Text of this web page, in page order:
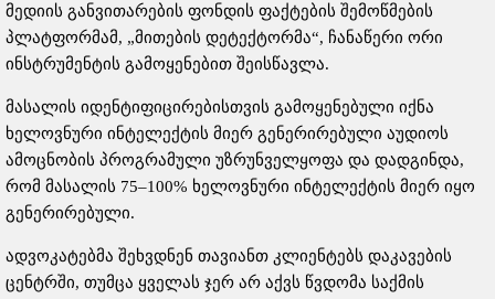
მედიის განვითარების ფონდის ფაქტების შემოწმების
პლატფორმამ, „მითების დეტექტორმა“, ჩანაწერი ორი
ინსტრუმენტის გამოყენებით შეისწავლა.
მასალის იდენტიფიცირებისთვის გამოყენებული იქნა
ხელოვნური ინტელექტის მიერ გენერირებული აუდიოს
ამოცნობის პროგრამული უზრუნველყოფა და დადგინდა,
რომ მასალის 75–100% ხელოვნური ინტელექტის მიერ იყო
გენერირებული.
ადვოკატებმა შეხვდნენ თავიანთ კლიენტებს დაკავების
ცენტრში, თუმცა ყველას ჯერ არ აქვს წვდომა საქმის